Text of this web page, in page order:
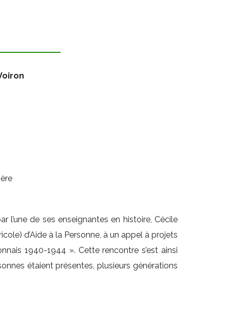
l’une de ses enseignantes en histoire, Cécile
d’Aide à la Personne, à un appel à projets
1940-1944 ». Cette rencontre s’est ainsi
étaient présentes, plusieurs générations